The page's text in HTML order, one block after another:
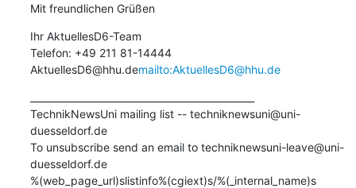
Mit freundlichen Grüßen
Ihr AktuellesD6-Team
Telefon: +49 211 81-14444
AktuellesD6@hhu.demailto:AktuellesD6@hhu.de
TechnikNewsUni mailing list -- techniknewsuni@uni-
duesseldorf.de
To unsubscribe send an email to techniknewsuni-leave@uni-
duesseldorf.de
%(web_page_url)slistinfo%(cgiext)s/%(_internal_name)s